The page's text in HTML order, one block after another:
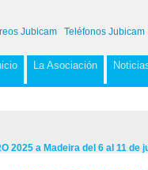
Jubicam Teléfonos Jubicam
La Asociación
2025 a Madeira del 6 al 11 de